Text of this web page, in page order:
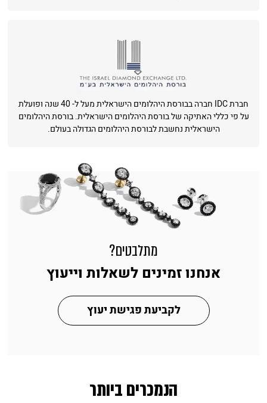
חברת IDC חברה בבורסת היהלומים הישראלית מעל ל- 40 שנה ופועלת
על פי כללי האתיקה של בורסת היהלומים הישראלית. בורסת היהלומים
הישראלית נחשבת לבורסת היהלומים הגדולה בעולם.
הנמכרים ביותר
מתלבטים?
אנחנו זמינים לשאלות וייעוץ
לקביעת פגישת יעוץ